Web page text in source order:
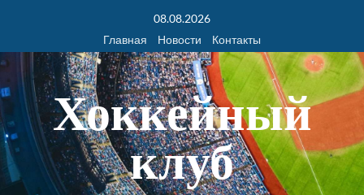
08.08.2026
Главная
Новости Контакты
Хоккейный
клуб